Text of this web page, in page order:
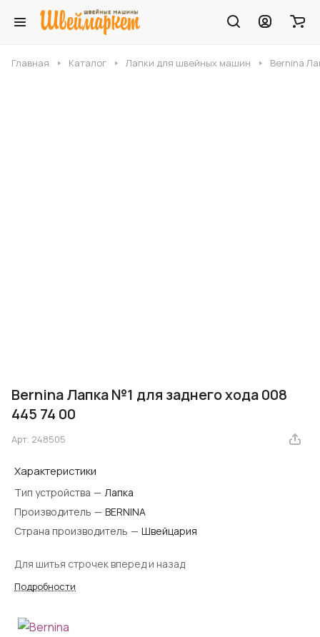
Главная Каталог Лапки для швейных машин Bernina
Bernina Лапка №1 для заднего хода 008
445 74 00
Арт. 248505
Характеристики
Тип устройства — Лапка
Производитель — BERNINA
Страна производитель — Швейцария
Для шитья строчек вперед и назад
Подробности